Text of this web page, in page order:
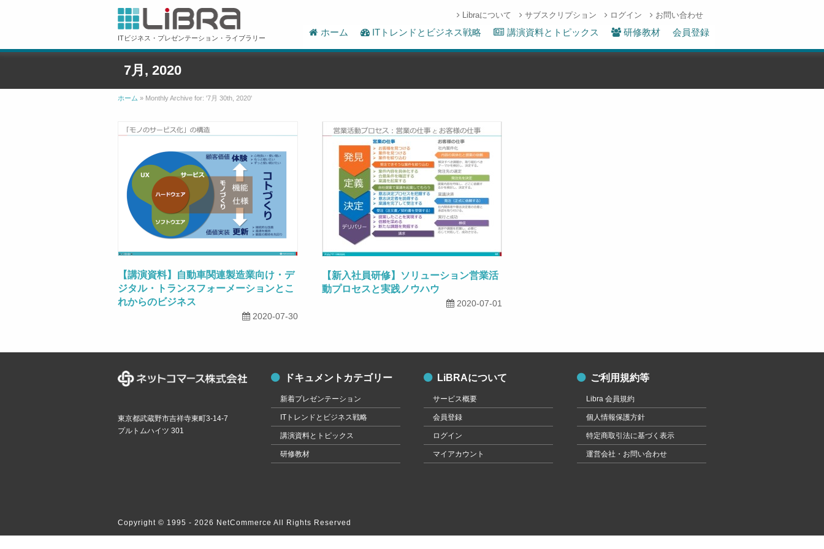
ITビジネス・プレゼンテーション・ライブラリー
Libraについて サブスクリプション ログイン お問い合わせ
ホーム ITトレンドとビジネス戦略 講演資料とトピックス 研修教材 会員登録
7月, 2020
ホーム » Monthly Archive for: '7月 30th, 2020'
【講演資料】自動車関連製造業向け・デ
ジタル・トランスフォーメーションとこ
れからのビジネス
2020-07-30
【新入社員研修】ソリューション営業活
動プロセスと実践ノウハウ
2020-07-01
東京都武蔵野市吉祥寺東町3-14-7
プルトムハイツ 301
ドキュメントカテゴリー
新着プレゼンテーション
ITトレンドとビジネス戦略
講演資料とトピックス
研修教材
LiBRAについて
サービス概要
会員登録
ログイン
マイアカウント
ご利用規約等
Libra 会員規約
個人情報保護方針
特定商取引法に基づく表示
運営会社・お問い合わせ
Copyright © 1995 - 2026 NetCommerce All Rights Reserved